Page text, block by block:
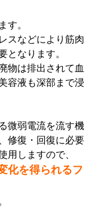
す。
スなどにより筋肉
となります。
物は排出されて血
容液も深部まで浸
微弱電流を流す機
修復・回復に必要
用しますので、
化を得られるフ